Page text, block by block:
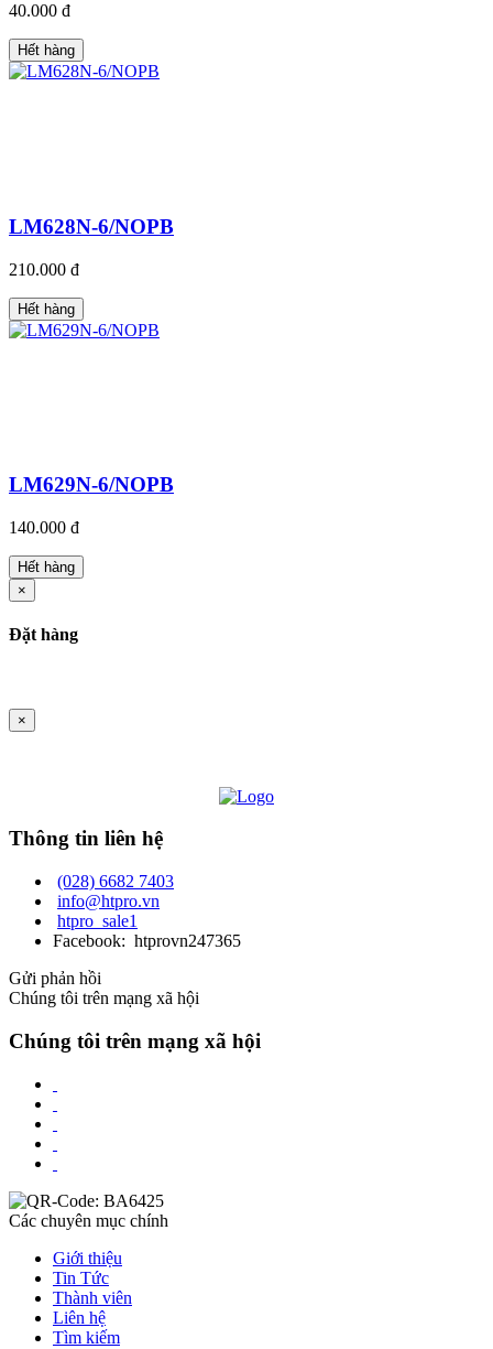
40.000 đ
Hết hàng
LM628N-6/NOPB
210.000 đ
Hết hàng
LM629N-6/NOPB
140.000 đ
Hết hàng
×
Đặt hàng
×
Thông tin liên hệ
(028) 6682 7403
info@htpro.vn
htpro_sale1
Facebook: htprovn247365
Gửi phản hồi
Chúng tôi trên mạng xã hội
Chúng tôi trên mạng xã hội
Các chuyên mục chính
Giới thiệu
Tin Tức
Thành viên
Liên hệ
Tìm kiếm